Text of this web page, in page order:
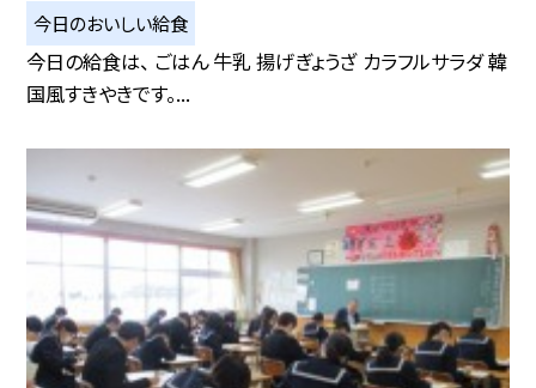
今日のおいしい給食
今日の給食は、 ごはん 牛乳 揚げぎょうざ カラフルサラダ 韓
国風すきやきです。...